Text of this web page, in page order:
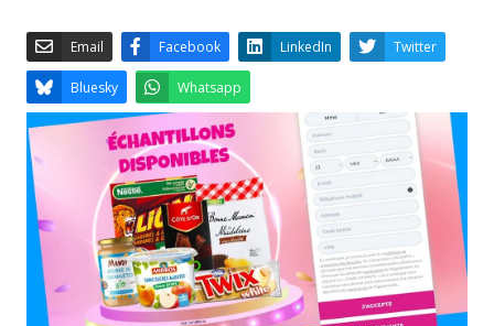
Email Facebook LinkedIn
Bluesky Whatsapp